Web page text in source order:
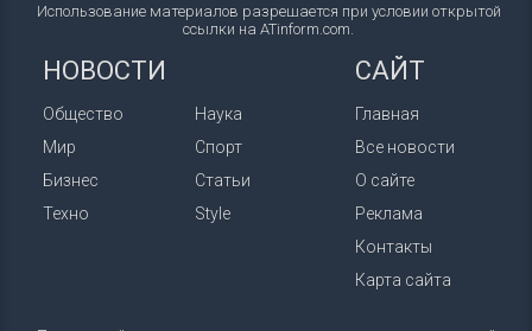
Использование материалов разрешается при условии открытой
ссылки на ATinform.com.
НОВОСТИ
Общество
Мир
Бизнес
Техно
Наука
Спорт
Статьи
Style
САЙТ
Главная
Все новости
О сайте
Реклама
Контакты
Карта сайта